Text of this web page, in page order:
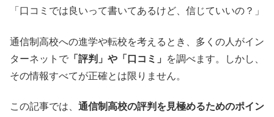
「口コミでは良いって書いてあるけど、信じていいの？」
通信制高校への進学や転校を考えるとき、多くの人がイン
ターネットで 「評判」や「口コミ」
を調べます。しかし、
その情報すべてが正確とは限りません。
この記事では、 通信制高校の評判を見極めるためのポイン